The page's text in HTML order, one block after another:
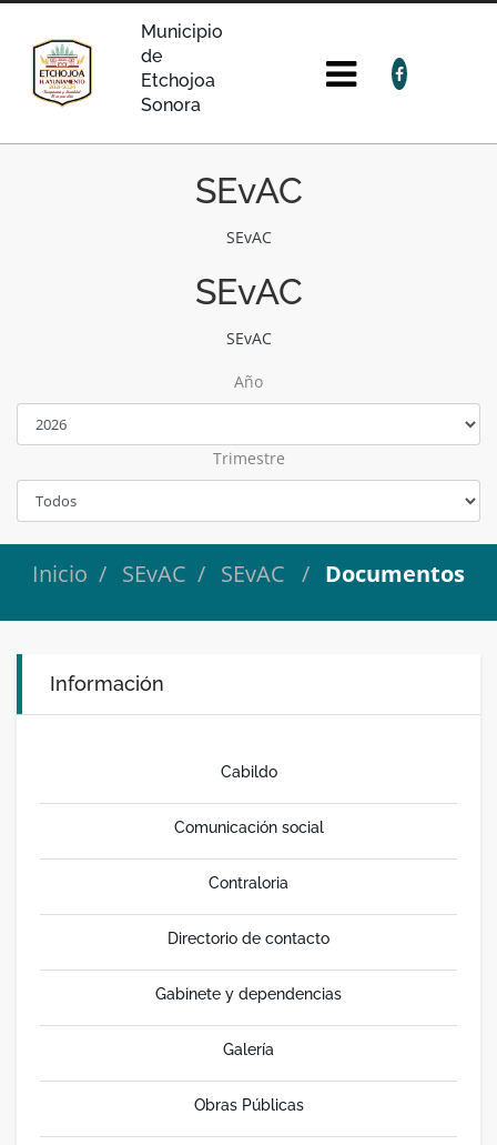
Municipio
de
Etchojoa
Sonora
SEvAC
SEvAC
SEvAC
SEvAC
Año
Trimestre
Inicio SEvAC SEvAC Documentos
Información
Cabildo
Comunicación social
Contraloria
Directorio de contacto
Gabinete y dependencias
Galería
Obras Públicas